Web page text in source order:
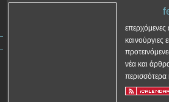
επερχόμενες
καινούργιες
νέα και